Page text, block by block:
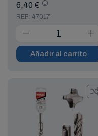
6,40 €
REF: 47017
Añadir al carrito